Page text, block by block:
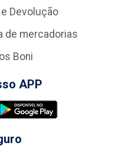
Devolução
de mercadorias
Boni
APP